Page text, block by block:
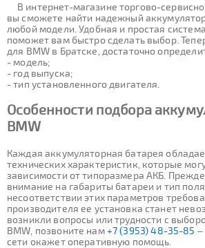
В интернет-магазине торгово-
вы сможете найти надежный
любой модели. Удобная и простая
поможет вам быстро сделать выбор.
для BMW в Братске, достаточно
- модель;
- год выпуска;
- тип установленного двигателя.
Особенности подбора
BMW
Каждая аккумуляторная батарея
технических характеристик, которые
зависимости от типоразмера АКБ. Прежде
внимание на габариты батареи и тип
несоответствии этих параметров
производителя ее установка станет
возникли вопросы или трудности с
BMW, позвоните нам+7 (3953) 48-35-85 –
сети окажет оперативную помощь.